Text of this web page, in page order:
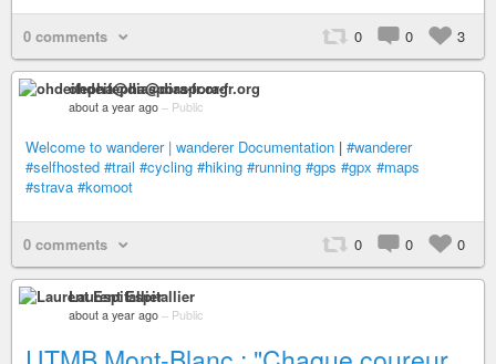
0 comments 0 0 3
ohdeifepha@diaspora-fr.org
about a year ago – Public
Welcome to wanderer | wanderer Documentation | #wanderer
#selfhosted #trail #cycling #hiking #running #gps #gpx #maps
#strava #komoot
0 comments 0 0 0
Laurent Espitallier
about a year ago – Public